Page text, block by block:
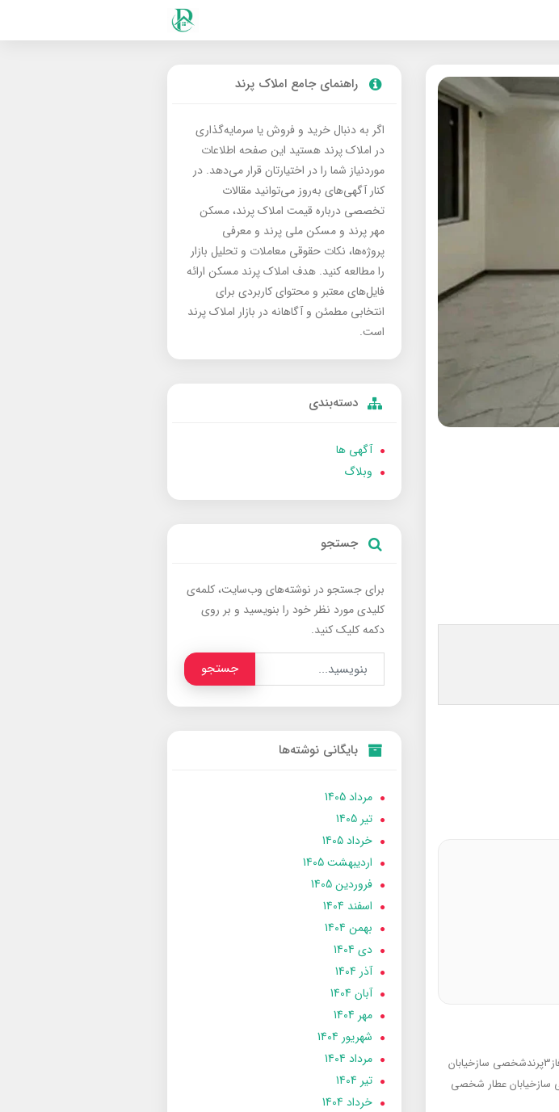
قیمت آپارتمان فاز3پرندشخصی سازخیابان
شخصی
راهنمای جامع املاک پرند
اگر به دنبال خرید و فروش یا سرمایه‌گذاری
در املاک پرند هستید این صفحه اطلاعات
موردنیاز شما را در اختیارتان قرار می‌دهد. در
کنار آگهی‌های به‌روز می‌توانید مقالات
تخصصی درباره قیمت املاک پرند، مسکن
مهر پرند و مسکن ملی پرند و معرفی
پروژه‌ها، نکات حقوقی معاملات و تحلیل بازار
را مطالعه کنید. هدف املاک پرند مسکن ارائه
فایل‌های معتبر و محتوای کاربردی برای
انتخابی مطمئن و آگاهانه در بازار املاک پرند
است.
دسته‌بندی
آگهی ها
وبلاگ
جستجو
برای جستجو در نوشته‌های وب‌سایت، کلمه‌ی
کلیدی مورد نظر خود را بنویسید و بر روی
دکمه کلیک کنید.
جستجو
بایگانی نوشته‌ها
مرداد 1405
تير 1405
خرداد 1405
ارديبهشت 1405
فروردین 1405
اسفند 1404
بهمن 1404
دی 1404
آذر 1404
آبان 1404
مهر 1404
شهریور 1404
مرداد 1404
تير 1404
خرداد 1404